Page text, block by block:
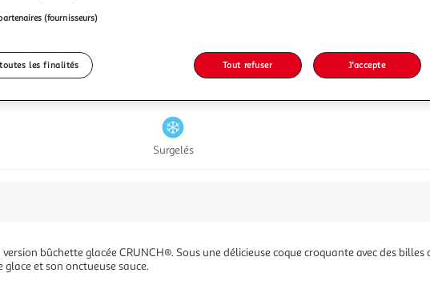
Surgelés
bûchette glacée CRUNCH®. Sous une délicieuse coque croquante avec des billes
et son onctueuse sauce.
(fournisseurs)
les finalités Tout refuser J'accepte